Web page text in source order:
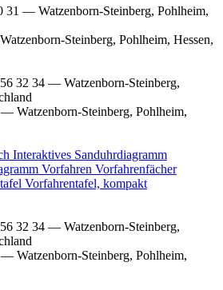
31 — Watzenborn-Steinberg, Pohlheim,
Watzenborn-Steinberg, Pohlheim, Hessen,
32 34 — Watzenborn-Steinberg,
— Watzenborn-Steinberg, Pohlheim,
Interaktives Sanduhrdiagramm
Vorfahren Vorfahrenfächer
Vorfahrentafel, kompakt
32 34 — Watzenborn-Steinberg,
— Watzenborn-Steinberg, Pohlheim,